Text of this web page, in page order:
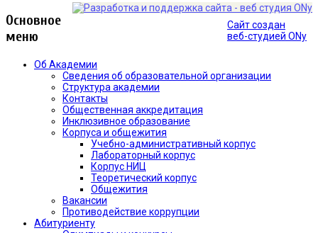
Сайт создан
веб-студией ONy
Основное
меню
Об Академии
Сведения об образовательной организации
Структура академии
Контакты
Общественная аккредитация
Инклюзивное образование
Корпуса и общежития
Учебно-административный корпус
Лабораторный корпус
Корпус НИЦ
Теоретический корпус
Общежития
Вакансии
Противодействие коррупции
Абитуриенту